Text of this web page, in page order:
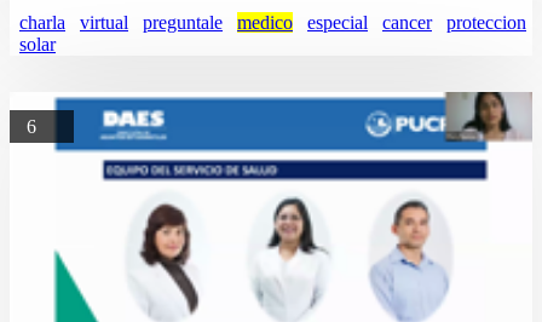
charla virtual preguntale medico especial cancer
proteccion
solar
6